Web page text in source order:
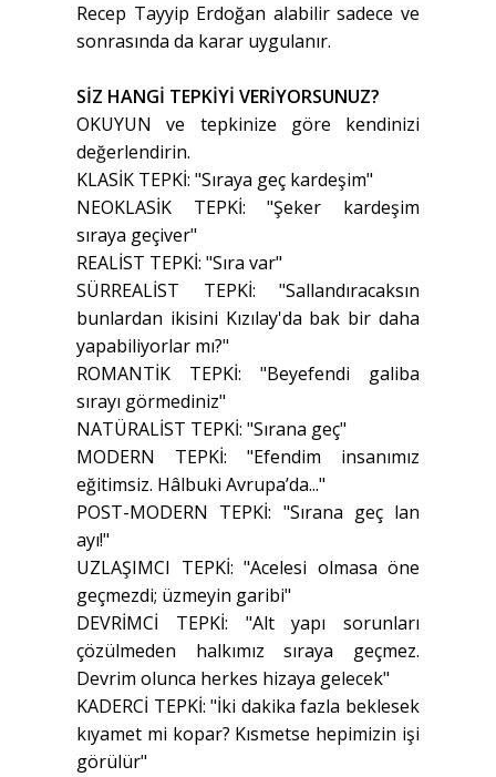
Recep Tayyip Erdoğan alabilir sadece ve
sonrasında da karar uygulanır.
SİZ HANGİ TEPKİYİ VERİYORSUNUZ?
OKUYUN ve tepkinize göre kendinizi
değerlendirin.
KLASİK TEPKİ: "Sıraya geç kardeşim"
NEOKLASİK TEPKİ: "Şeker kardeşim
sıraya geçiver"
REALİST TEPKİ: "Sıra var"
SÜRREALİST TEPKİ: "Sallandıracaksın
bunlardan ikisini Kızılay'da bak bir daha
yapabiliyorlar mı?"
ROMANTİK TEPKİ: "Beyefendi galiba
sırayı görmediniz"
NATÜRALİST TEPKİ: "Sırana geç"
MODERN TEPKİ: "Efendim insanımız
eğitimsiz. Hâlbuki Avrupa’da..."
POST-MODERN TEPKİ: "Sırana geç lan
ayı!"
UZLAŞIMCI TEPKİ: "Acelesi olmasa öne
geçmezdi; üzmeyin garibi"
DEVRİMCİ TEPKİ: "Alt yapı sorunları
çözülmeden halkımız sıraya geçmez.
Devrim olunca herkes hizaya gelecek"
KADERCİ TEPKİ: "İki dakika fazla beklesek
kıyamet mi kopar? Kısmetse hepimizin işi
görülür"